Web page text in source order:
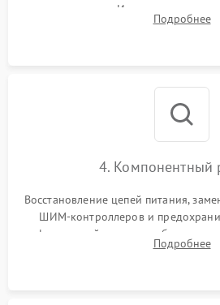
инициализации. Использование
MATS
Подробнее
4. Компонентный
Восстановление цепей питания,
ШИМ-контроллеров и
инфракрасной станции реболлинг
чипа и дефектной памяти
Подробнее